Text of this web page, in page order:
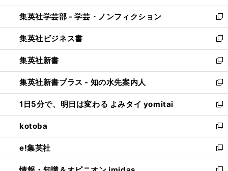
開
く
ウ
で
開
く
ン
ド
ウ
で
開
く
ウ
ィ
ン
ド
ウ
で
開
く
集英社学芸部 - 学芸・ノンフィクション
新
し
い
ウ
ィ
ン
ド
ウ
で
開
く
集英社ビジネス書
新
し
い
ウ
ィ
ン
ド
ウ
で
開
く
集英社新書
新
し
い
ウ
ィ
ン
ド
ウ
で
開
く
集英社新書プラス - 知の水先案内人
新
し
い
ウ
ィ
ン
ド
ウ
1日5分で、明日は変わる よみタイ yomitai
新
し
い
ウ
ィ
ン
kotoba
新
し
い
ウ
e!集英社
新
し